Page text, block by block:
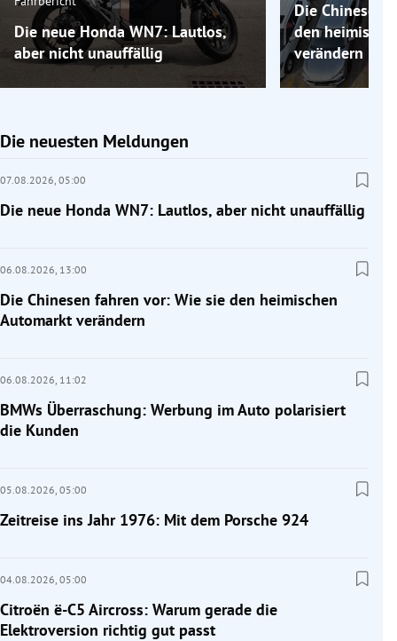
Die neue Honda WN7: Lautlos,
aber nicht unauffällig
Die Chinesen
den
verändern
Die neuesten Meldungen
07.08.2026, 05:00
Die neue Honda WN7: Lautlos, aber nicht unauffällig
06.08.2026, 13:00
Die Chinesen fahren vor: Wie sie den heimischen
Automarkt verändern
06.08.2026, 11:02
BMWs Überraschung: Werbung im Auto polarisiert
die Kunden
05.08.2026, 05:00
Zeitreise ins Jahr 1976: Mit dem Porsche 924
04.08.2026, 05:00
Citroën ë-C5 Aircross: Warum gerade die
Elektroversion richtig gut passt